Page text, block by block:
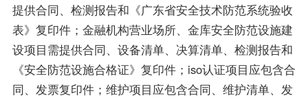
提供合同、检测报告和《广东省安全技术防范系统验收
表》复印件；金融机构营业场所、金库安全防范设施建
设项目需提供合同、设备清单、决算清单、检测报告和
《安全防范设施合格证》复印件；iso认证项目应包含合
同、发票复印件；维护项目应包含合同、维护清单、发